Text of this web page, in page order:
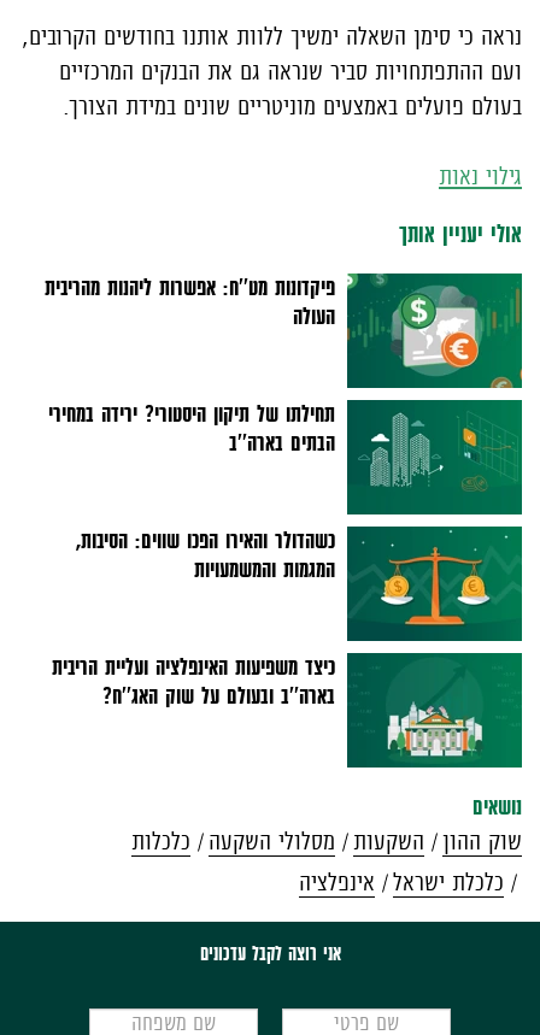
נראה כי סימן השאלה ימשיך ללוות אותנו בחודשים הקרובים,
ועם ההתפתחויות סביר שנראה גם את הבנקים המרכזיים
בעולם פועלים באמצעים מוניטריים שונים במידת הצורך.
גילוי נאות
אולי יעניין אותך
פיקדונות מט''ח: אפשרות ליהנות מהריבית
העולה
תחילתו של תיקון היסטורי? ירידה במחירי
הבתים בארה''ב
כשהדולר והאירו הפכו שווים: הסיבות,
המגמות והמשמעויות
כיצד משפיעות האינפלציה ועליית הריבית
בארה''ב ובעולם על שוק האג''ח?
נושאים
שוק ההון
השקעות מסלולי השקעה
כלכלות
כלכלת ישראל
אינפלציה
אני רוצה לקבל עדכונים